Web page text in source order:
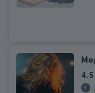
4.5